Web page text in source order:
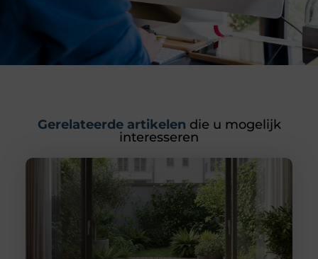
Gerelateerde artikelen die u mogelijk
interesseren